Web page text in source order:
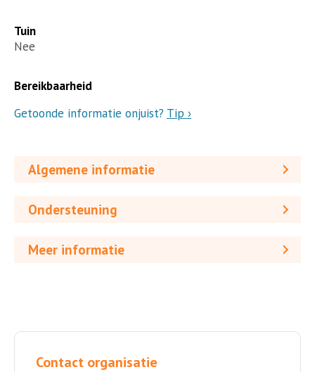
Tuin
Nee
Bereikbaarheid
Getoonde informatie onjuist? Tip ›
Algemene informatie
Ondersteuning
Meer informatie
Contact organisatie